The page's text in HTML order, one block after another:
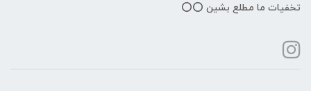
تخفیات ما مطلع بشین ⭕️⭕️